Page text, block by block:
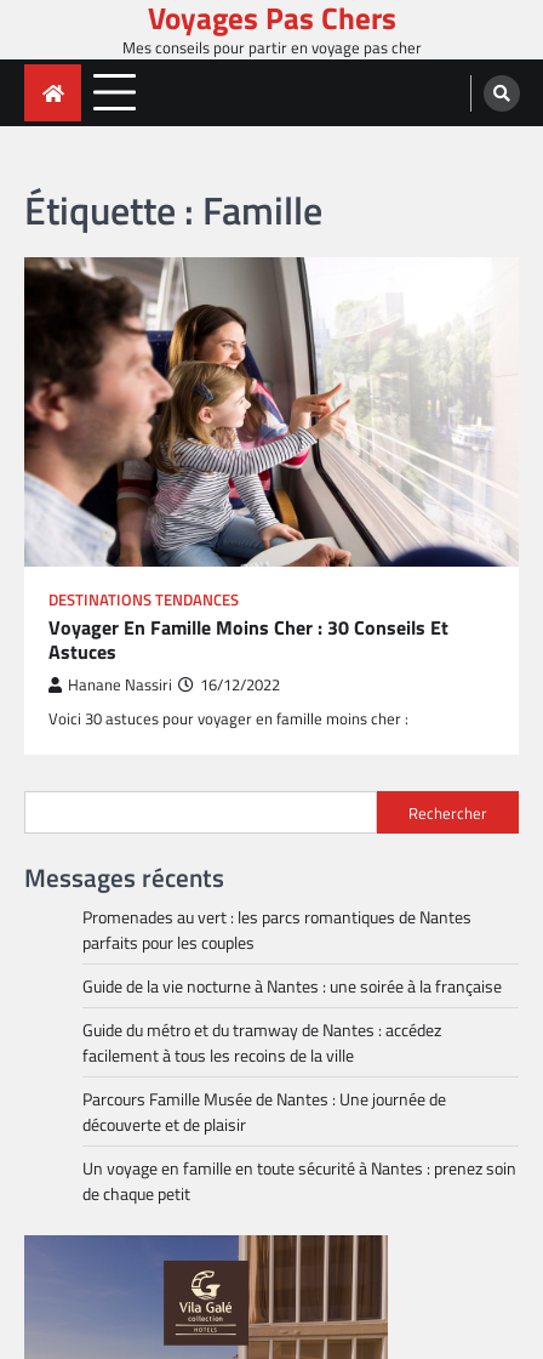
content
Voyages Pas Chers
Mes conseils pour partir en voyage pas cher
Étiquette : Famille
DESTINATIONS TENDANCES
Voyager En Famille Moins Cher : 30 Conseils Et
Astuces
Hanane Nassiri 16/12/2022
Voici 30 astuces pour voyager en famille moins cher :
Rechercher
Messages récents
Promenades au vert : les parcs romantiques de Nantes
parfaits pour les couples
Guide de la vie nocturne à Nantes : une soirée à la française
Guide du métro et du tramway de Nantes : accédez
facilement à tous les recoins de la ville
Parcours Famille Musée de Nantes : Une journée de
découverte et de plaisir
Un voyage en famille en toute sécurité à Nantes : prenez soin
de chaque petit